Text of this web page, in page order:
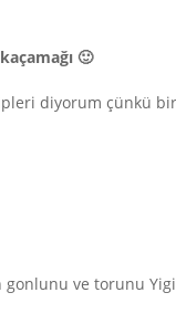
🙂
diyorum çünkü
ve torunu